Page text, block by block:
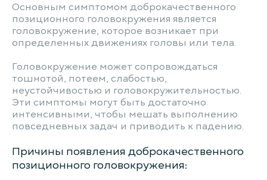
Основным симптомом доброкачественного
позиционного головокружения является
головокружение, которое возникает при
определенных движениях головы или тела.
Головокружение может сопровождаться
тошнотой, потеем, слабостью,
неустойчивостью и головокружительностью.
Эти симптомы могут быть достаточно
интенсивными, чтобы мешать выполнению
повседневных задач и приводить к падению.
Причины появления доброкачественного
позиционного головокружения: